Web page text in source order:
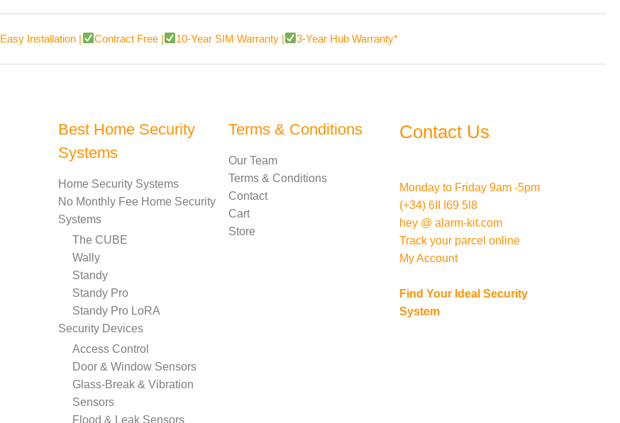
Easy Installation | Contract Free | 10-Year SIM Warranty | 3-Year Hub Warranty*
Best Home Security
Systems
Home Security Systems
No Monthly Fee Home Security
Systems
The CUBE
Wally
Standy
Standy Pro
Standy Pro LoRA
Security Devices
Access Control
Door & Window Sensors
Glass-Break & Vibration
Sensors
Flood & Leak Sensors
Terms & Conditions
Our Team
Terms & Conditions
Contact
Cart
Store
Contact Us
Monday to Friday 9am -5pm
(+34) 6II I69 5l8
hey @ alarm-kit.com
Track your parcel online
My Account
Find Your Ideal Security
System